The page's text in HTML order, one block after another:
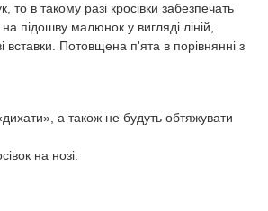
в такому разі кросівки забезпечать
підошву малюнок у вигляді ліній,
вставки. Потовщена п'ята в порівнянні з
а також не будуть обтяжувати
на нозі.